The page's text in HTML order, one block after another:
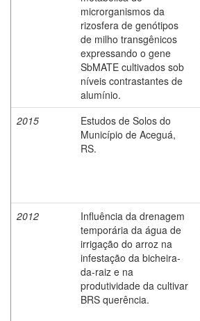
microrganismos da
rizosfera de genótipos
de milho transgênicos
expressando o gene
SbMATE cultivados sob
níveis contrastantes de
alumínio.
2015
Estudos de Solos do
Município de Aceguá,
RS.
2012
Influência da drenagem
temporária da água de
irrigação do arroz na
infestação da bicheira-
da-raiz e na
produtividade da cultivar
BRS querência.